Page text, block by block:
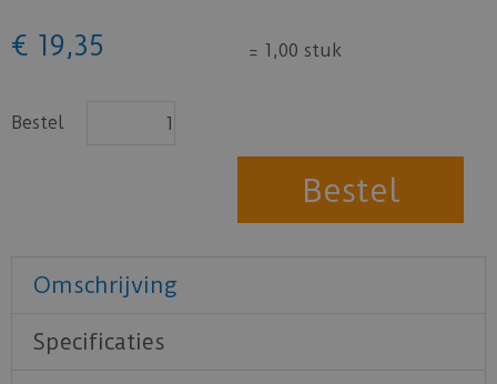
€ 19,35 = 1,00 stuk
Bestel
Omschrijving
Specificaties